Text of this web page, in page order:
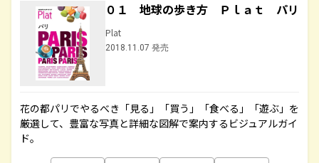
０１ 地球の歩き方 Ｐｌａｔ パリ
Plat
2018.11.07 発売
花の都パリでやるべき「見る」「買う」「食べる」「遊ぶ」を
厳選して、豊富な写真と詳細な図解で案内するビジュアルガイ
ド。